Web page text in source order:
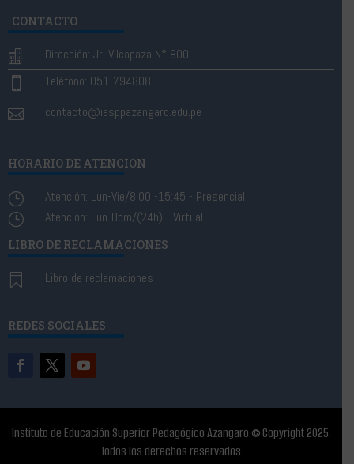
CONTACTO
 Dirección: Jr. Vilcapaza N° 800
 Teléfono: 051-794808
 contacto@iesppazangaro.edu.pe
HORARIO DE ATENCION
} Atención: Lun-Vie/8:00 -15:45 - Presencial
} Atención: Lun-Dom/(24h) - Virtual
LIBRO DE RECLAMACIONES
 Libro de reclamaciones
REDES SOCIALES
Instituto de Educación Superior Pedagógico Azangaro © Copyright 2025.
Todos los derechos reservados